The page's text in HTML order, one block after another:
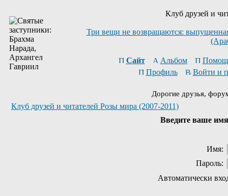
Клуб друзей и
Три вещи не возвращаются:
Сайт Альбом
Профиль
Войти и
Дорогие друзья,
Клуб друзей и читателей Розы мира (2007-2011)
Введите ваше
Имя:
Пароль:
Автоматически